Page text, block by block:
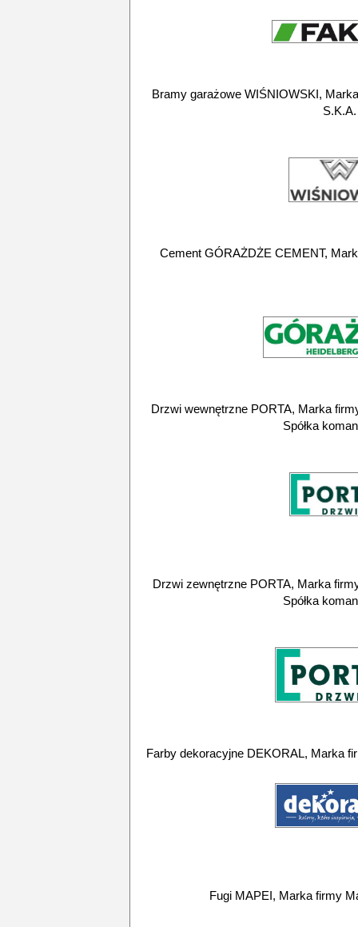
Bramy garażowe WIŚNIOWSKI,
S.K.A.
Cement GÓRAŻDŻE CEMENT,
Drzwi wewnętrzne PORTA, Marka
Spółka
Drzwi zewnętrzne PORTA, Marka
Spółka
Farby dekoracyjne DEKORAL, Marka
Fugi MAPEI, Marka firmy